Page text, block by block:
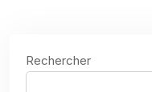
Rechercher